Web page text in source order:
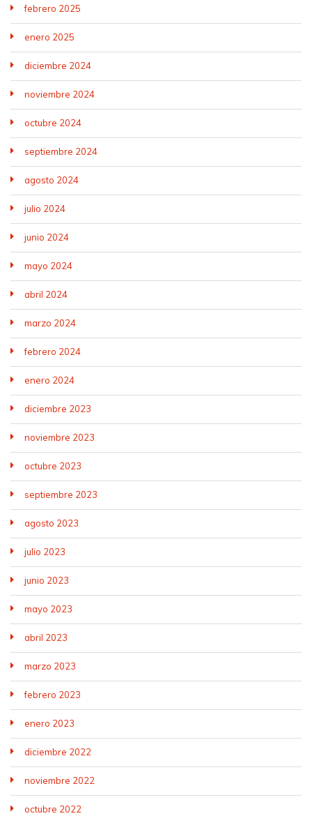
febrero 2025
enero 2025
diciembre 2024
noviembre 2024
octubre 2024
septiembre 2024
agosto 2024
julio 2024
junio 2024
mayo 2024
abril 2024
marzo 2024
febrero 2024
enero 2024
diciembre 2023
noviembre 2023
octubre 2023
septiembre 2023
agosto 2023
julio 2023
junio 2023
mayo 2023
abril 2023
marzo 2023
febrero 2023
enero 2023
diciembre 2022
noviembre 2022
octubre 2022